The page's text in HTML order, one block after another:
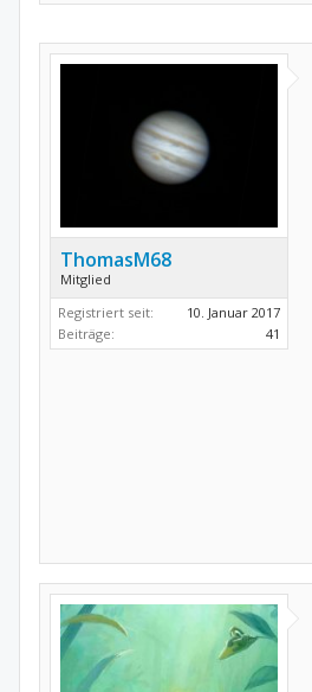
ThomasM68
Mitglied
Registriert seit:
10. Januar 2017
Beiträge:
41